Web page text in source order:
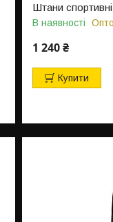
Штани
В наявності
1 240 ₴
Купити